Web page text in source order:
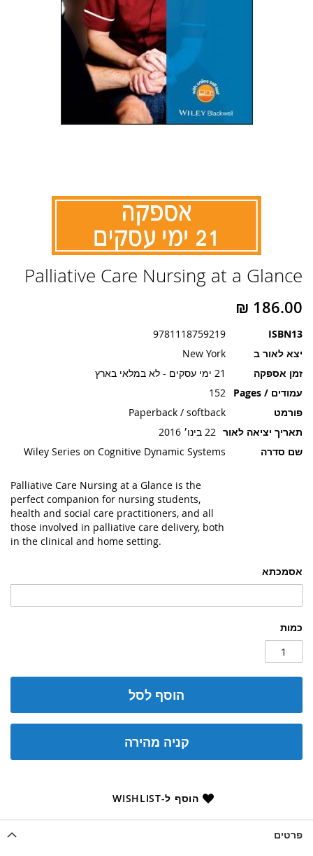
אסמכתא
כמות
הוסף לסל
קניה מהירה
הוסף ל-WISHLIST
Palliative Care Nursing at a Glance
ISBN13
9781118759219
יצא לאור ב
New York
זמן אספקה
21 ימי עסקים - לא במלאי בארץ
עמודים / Pages
152
פורמט
Paperback / softback
תאריך יציאה לאור 22 בינו׳ 2016
שם סדרה
Wiley Series on Cognitive Dynamic Systems
Palliative Care Nursing at a Glance is the
perfect companion for nursing students,
health and social care practitioners, and all
those involved in palliative care delivery, both
in the clinical and home setting.
להתחלה
גלריית
תמונות
פרטים